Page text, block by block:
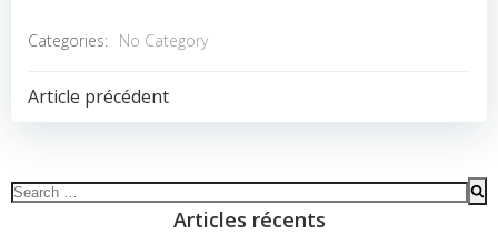
Categories: No Category
POST
Article précédent
Search
Articles récents